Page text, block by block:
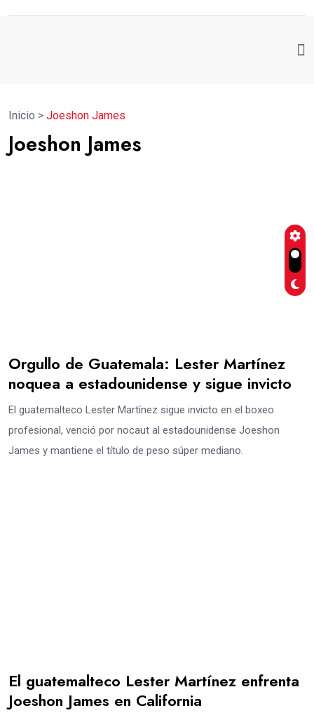
Inicio > Joeshon James
Joeshon James
Orgullo de Guatemala: Lester Martínez
noquea a estadounidense y sigue invicto
El guatemalteco Lester Martínez sigue invicto en el boxeo
profesional, venció por nocaut al estadounidense Joeshon
James y mantiene el título de peso súper mediano.
El guatemalteco Lester Martínez enfrenta
Joeshon James en California